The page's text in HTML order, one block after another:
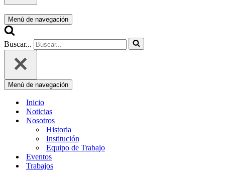
Menú de navegación
Buscar...
Menú de navegación
Inicio
Noticias
Nosotros
Historia
Institución
Equipo de Trabajo
Eventos
Trabajos